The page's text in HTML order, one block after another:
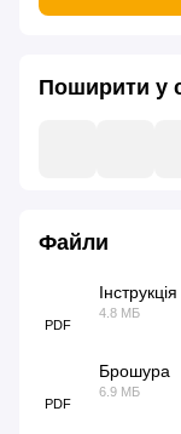
Поширити у
Файли
PDF
Інструкція
4.8 МБ
PDF
Брошура
6.9 МБ